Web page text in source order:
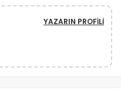
YAZARIN PROFILI